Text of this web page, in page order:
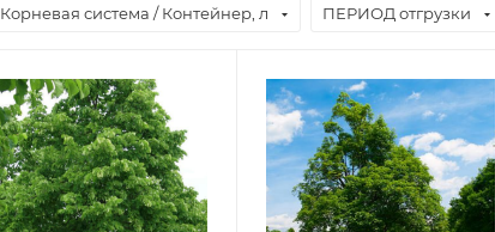
Корневая система / Контейнер, л ПЕРИОД отгрузки